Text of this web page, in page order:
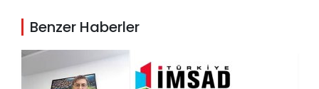
Benzer Haberler